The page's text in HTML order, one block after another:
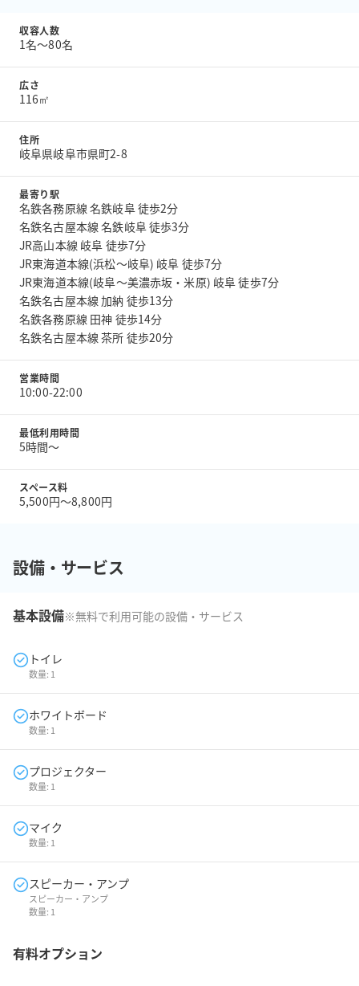
収容人数
1名〜80名
広さ
116㎡
住所
岐阜県岐阜市県町2-8
最寄り駅
名鉄各務原線 名鉄岐阜 徒歩2分
名鉄名古屋本線 名鉄岐阜 徒歩3分
JR高山本線 岐阜 徒歩7分
JR東海道本線(浜松～岐阜) 岐阜 徒歩7分
JR東海道本線(岐阜～美濃赤坂・米原) 岐阜 徒歩7分
名鉄名古屋本線 加納 徒歩13分
名鉄各務原線 田神 徒歩14分
名鉄名古屋本線 茶所 徒歩20分
営業時間
10:00-22:00
最低利用時間
5時間〜
スペース料
5,500円〜8,800円
設備・サービス
基本設備※無料で利用可能の設備・サービス
トイレ
数量: 1
ホワイトボード
数量: 1
プロジェクター
数量: 1
マイク
数量: 1
スピーカー・アンプ
スピーカー・アンプ
数量: 1
有料オプション